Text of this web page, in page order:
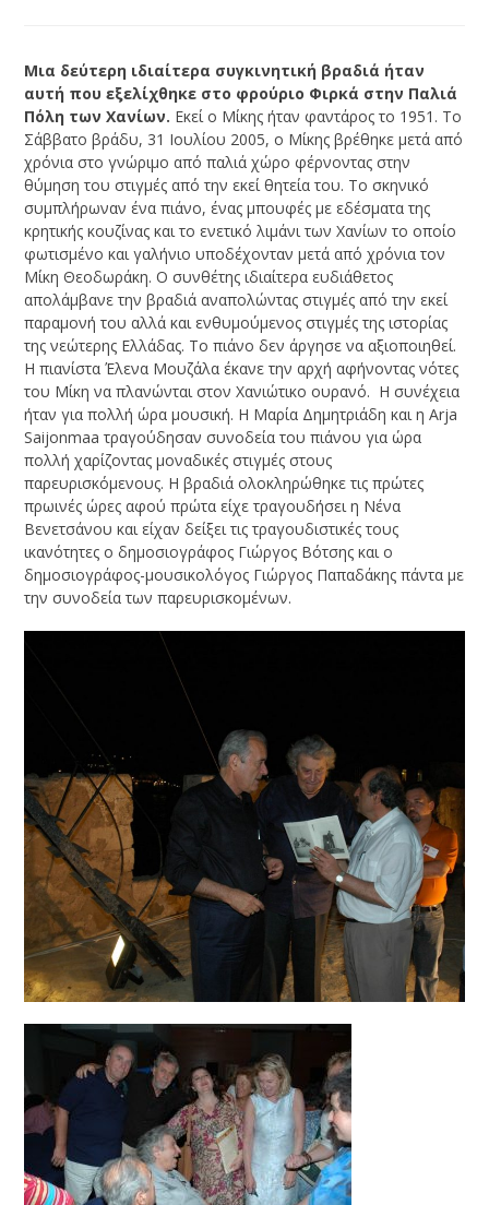
Μια δεύτερη ιδιαίτερα συγκινητική βραδιά ήταν
αυτή που εξελίχθηκε στο φρούριο Φιρκά στην Παλιά
Πόλη των Χανίων. Εκεί ο Μίκης ήταν φαντάρος το 1951. Το
Σάββατο βράδυ, 31 Ιουλίου 2005, ο Μίκης βρέθηκε μετά από
χρόνια στο γνώριμο από παλιά χώρο φέρνοντας στην
θύμηση του στιγμές από την εκεί θητεία του. Το σκηνικό
συμπλήρωναν ένα πιάνο, ένας μπουφές με εδέσματα της
κρητικής κουζίνας και το ενετικό λιμάνι των Χανίων το οποίο
φωτισμένο και γαλήνιο υποδέχονταν μετά από χρόνια τον
Μίκη Θεοδωράκη. Ο συνθέτης ιδιαίτερα ευδιάθετος
απολάμβανε την βραδιά αναπολώντας στιγμές από την εκεί
παραμονή του αλλά και ενθυμούμενος στιγμές της ιστορίας
της νεώτερης Ελλάδας. Το πιάνο δεν άργησε να αξιοποιηθεί.
Η πιανίστα Έλενα Μουζάλα έκανε την αρχή αφήνοντας νότες
του Μίκη να πλανώνται στον Χανιώτικο ουρανό. Η συνέχεια
ήταν για πολλή ώρα μουσική. Η Μαρία Δημητριάδη και η Arja
Saijonmaa τραγούδησαν συνοδεία του πιάνου για ώρα
πολλή χαρίζοντας μοναδικές στιγμές στους
παρευρισκόμενους. Η βραδιά ολοκληρώθηκε τις πρώτες
πρωινές ώρες αφού πρώτα είχε τραγουδήσει η Νένα
Βενετσάνου και είχαν δείξει τις τραγουδιστικές τους
ικανότητες ο δημοσιογράφος Γιώργος Βότσης και ο
δημοσιογράφος-μουσικολόγος Γιώργος Παπαδάκης πάντα με
την συνοδεία των παρευρισκομένων.